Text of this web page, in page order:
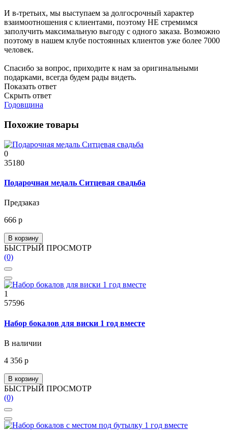
И в-третьих, мы выступаем за долгосрочный характер
взаимоотношения с клиентами, поэтому НЕ стремимся
заполучить максимальную выгоду с одного заказа. Возможно
поэтому в нашем клубе постоянных клиентов уже более 7000
человек.
Спасибо за вопрос, приходите к нам за оригинальными
подарками, всегда будем рады видеть.
Показать ответ
Скрыть ответ
Годовщина
Похожие товары
0
35180
Подарочная медаль Ситцевая свадьба
Предзаказ
666 р
В корзину
БЫСТРЫЙ ПРОСМОТР
(0)
1
57596
Набор бокалов для виски 1 год вместе
В наличии
4 356 р
В корзину
БЫСТРЫЙ ПРОСМОТР
(0)